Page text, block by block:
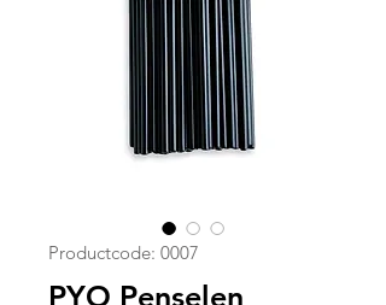
Productcode: 0007
PYO Penselen